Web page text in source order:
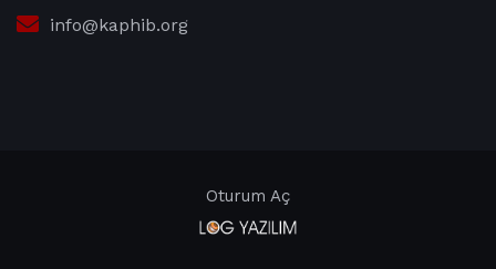
info@kaphib.org
Oturum Aç